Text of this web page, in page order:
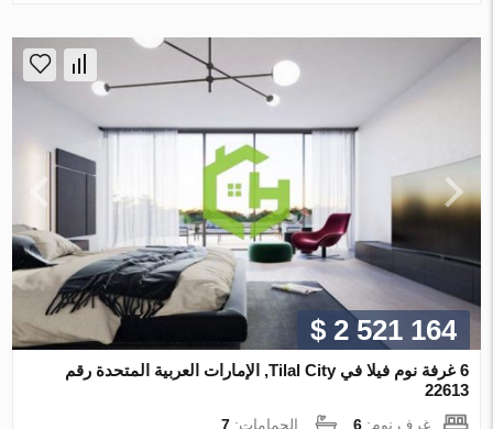
$ 2 521 164
6 غرفة نوم فيلا في Tilal City, الإمارات العربية المتحدة رقم
22613
غرف نوم:6 الحمامات:7